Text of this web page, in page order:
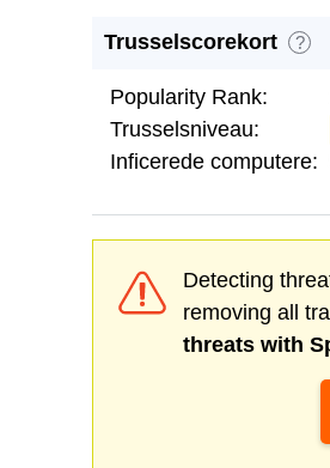
Trusselscorekort ?
Popularity Rank:
Trusselsniveau:
Inficerede computere:
Detecting
removing all
threats with